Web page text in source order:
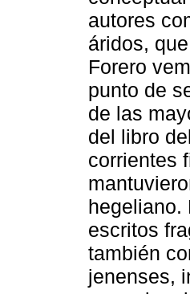
autores
áridos,
Forero
punto de
de las
del libro
corrientes
hegeliano.
escritos
también
jenenses,